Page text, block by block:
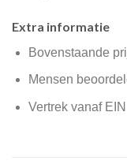
Extra informatie
Bovenstaande
Mensen
Vertrek vanaf EIN